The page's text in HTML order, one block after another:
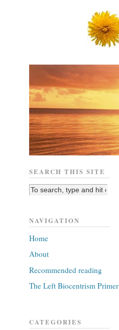
SEARCH THIS SITE
NAVIGATION
Home
About
Recommended reading
The Left Biocentrism Primer
CATEGORIES